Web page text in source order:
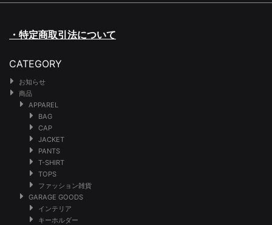
・特定商取引法について
CATEGORY
お知らせ
商品
APPAREL
BAG
CAP
JACKET
PANTS
T-SHIRT
TOPS
ファッション雑貨
GARAGE GOODS
インテリア
キーホルダー